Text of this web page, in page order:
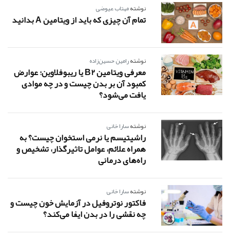
نوشتهمهتاب عیوضی
تمام آن چیزی که باید از ویتامین A بدانید
نوشتهرامین حسین‌زاده
معرفی ویتامین B2 یا ریبوفلاوین؛ عوارض
کمبود آن بر بدن چیست و در چه موادی
یافت می‌شود؟
نوشتهسارا خانی
راشیتیسم یا نرمی استخوان چیست؟ به
همراه علائم، عوامل تاثیرگذار، تشخیص و
راه‌های درمانی
نوشتهسارا خانی
فاکتور نوتروفیل در آزمایش خون چیست و
چه نقشی را در بدن ایفا می‌کند؟